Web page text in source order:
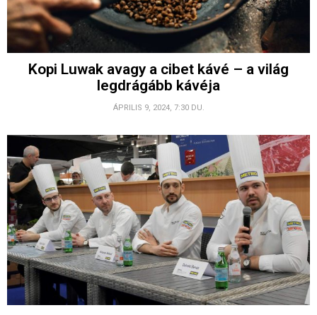
Kopi Luwak avagy a cibet kávé – a világ
legdrágább kávéja
ÁPRILIS 9, 2024, 7:30 DU.